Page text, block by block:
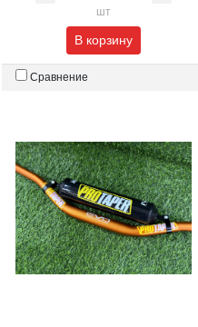
шт
В корзину
Сравнение